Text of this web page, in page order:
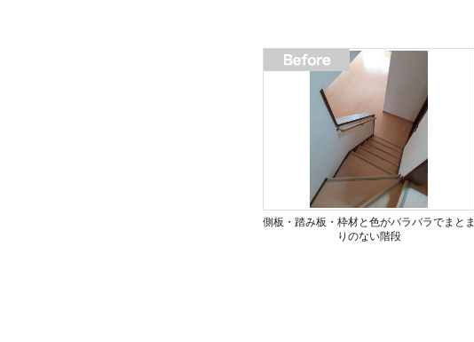
側板・踏み板・枠材と色がバラバラでまとま
りのない階段